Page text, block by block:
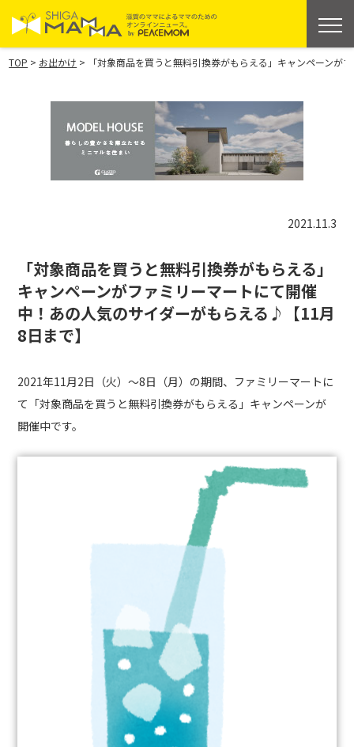
TOP > お出かけ > 「対象商品を買うと無料引換券がもらえる」キャンペーン
2021.11.3
「対象商品を買うと無料引換券がもらえる」
キャンペーンがファミリーマートにて開催
中！あの人気のサイダーがもらえる♪【11月
8日まで】
2021年11月2日（火）～8日（月）の期間、ファミリーマートに
て「対象商品を買うと無料引換券がもらえる」キャンペーンが
開催中です。